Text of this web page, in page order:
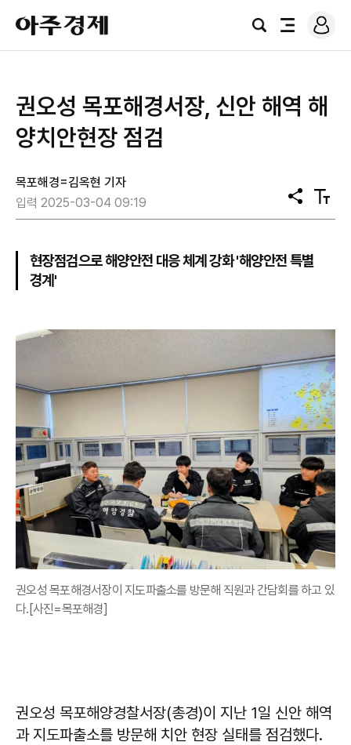
아
주
경
검
전
로
그
권오성 목포해경서장, 신안 해역 해
양치안현장 점검
목포해경=김옥현 기자
입력 2025-03-04 09:19
공
유
텍
스
현장점검으로 해양안전 대응 체계 강화 '해양안전 특별
경계'
권오성 목포해경서장이 지도파출소를 방문해 직원과 간담회를 하고 있
다.[사진=목포해경]
권오성 목포해양경찰서장(총경)이 지난 1일 신안 해역
과 지도파출소를 방문해 치안 현장 실태를 점검했다.